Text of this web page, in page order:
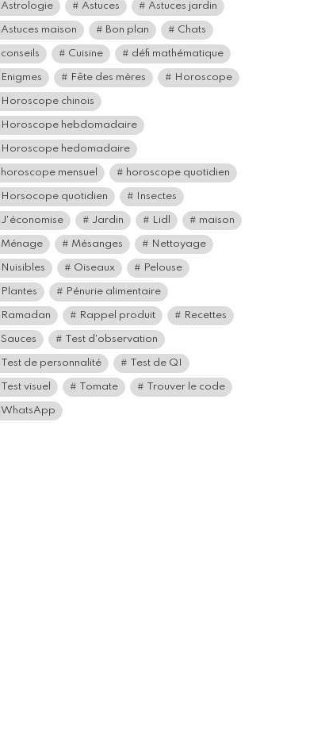
Astrologie Astuces Astuces jardin
Astuces maison Bon plan Chats
conseils Cuisine défi mathématique
Enigmes Fête des mères Horoscope
Horoscope chinois
Horoscope hebdomadaire
Horoscope hedomadaire
horoscope mensuel horoscope quotidien
Horsocope quotidien Insectes
J'économise Jardin Lidl maison
Ménage Mésanges Nettoyage
Nuisibles Oiseaux Pelouse
Plantes Pénurie alimentaire
Ramadan Rappel produit Recettes
Sauces Test d'observation
Test de personnalité Test de QI
Test visuel Tomate Trouver le code
WhatsApp